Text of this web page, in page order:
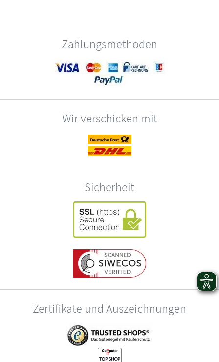
Zahlungsmethoden
Wir verschicken mit
Sicherheit
Zertifikate und Auszeichnungen